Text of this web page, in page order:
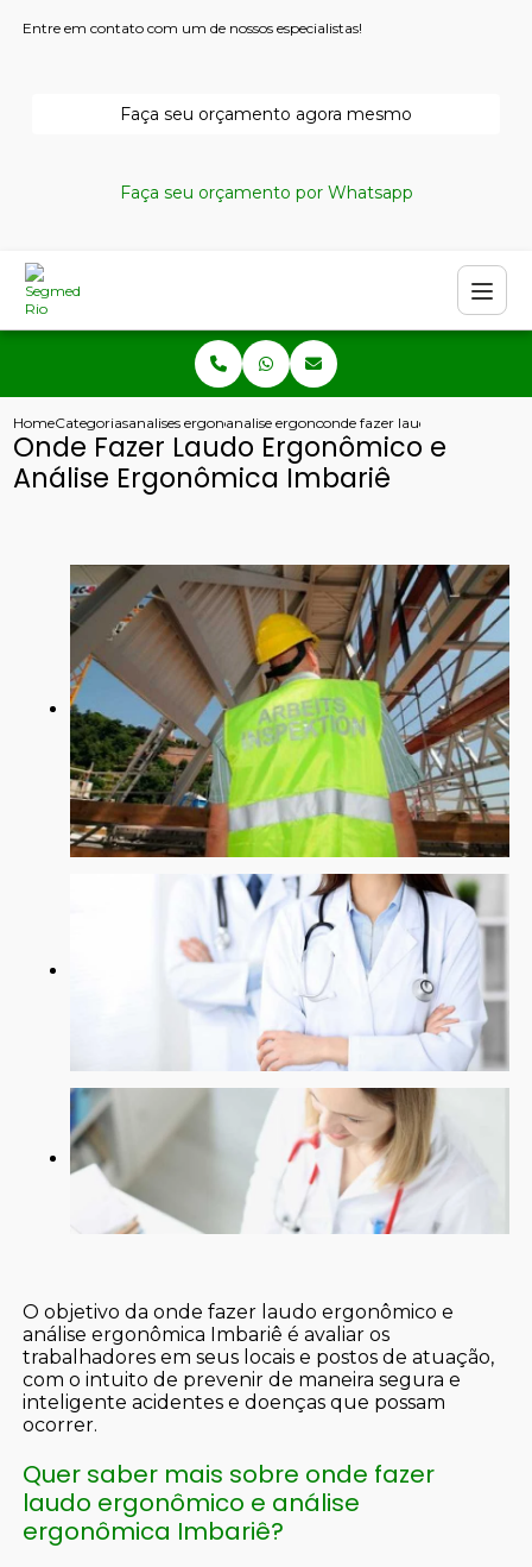
Entre em contato com um de nossos especialistas!
Faça seu orçamento agora mesmo
Faça seu orçamento por Whatsapp
HomeCategoriasanalises ergonomicasanalise ergonomicaonde fazer laudo ergonomico
Onde Fazer Laudo Ergonômico e
Análise Ergonômica Imbariê
O objetivo da onde fazer laudo ergonômico e
análise ergonômica Imbariê é avaliar os
trabalhadores em seus locais e postos de atuação,
com o intuito de prevenir de maneira segura e
inteligente acidentes e doenças que possam
ocorrer.
Quer saber mais sobre onde fazer
laudo ergonômico e análise
ergonômica Imbariê?